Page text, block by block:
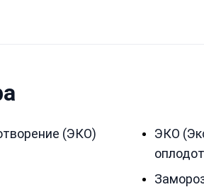
(ЭКО)
ЭКО